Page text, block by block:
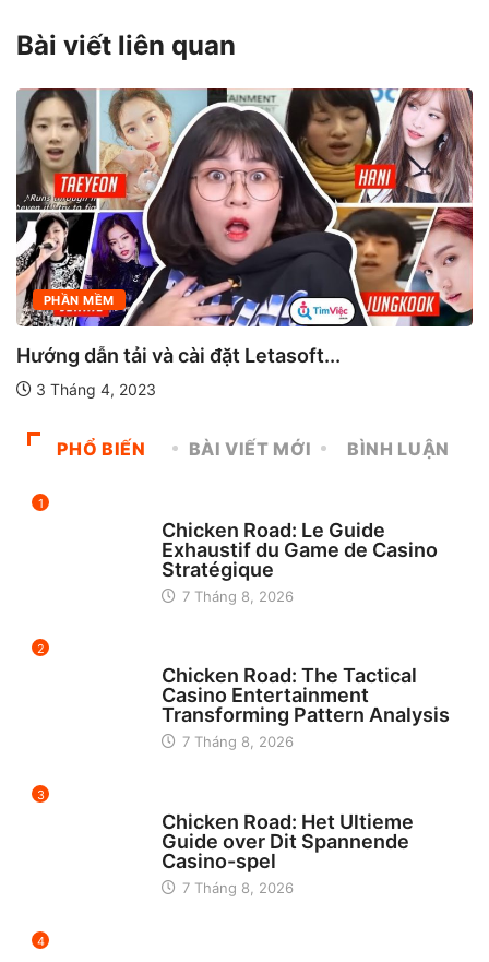
Bài viết liên quan
PHẦN MỀM PHẦN MỀM MÁY TÍNH
Tải Visual Studio 2017 full crack
PHỔ BIẾN BÀI VIẾT MỚI BÌNH LUẬN
1
Chicken Road: Le Guide
Exhaustif du Game de Casino
Stratégique
7 Tháng 8, 2026
2
Chicken Road: The Tactical
Casino Entertainment
Transforming Pattern Analysis
7 Tháng 8, 2026
3
Chicken Road: Het Ultieme
Guide over Dit Spannende
Casino-spel
7 Tháng 8, 2026
4